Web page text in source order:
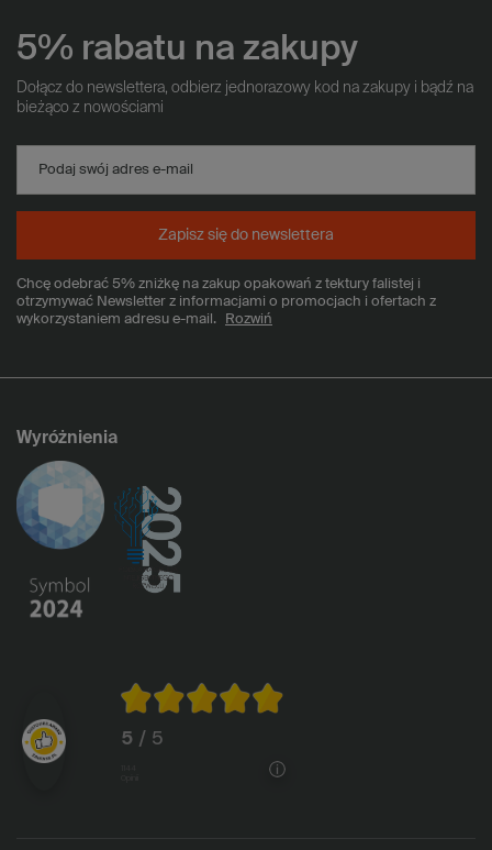
5% rabatu na zakupy
Dołącz do newslettera, odbierz jednorazowy kod na zakupy i bądź na
bieżąco z nowościami
Podaj swój adres e-mail
Chcę odebrać 5% zniżkę na zakup opakowań z tektury falistej i
otrzymywać Newsletter z informacjami o promocjach i ofertach z
wykorzystaniem adresu e-mail.
Rozwiń
Zapisz się do newslettera
Wyróżnienia
5 / 5